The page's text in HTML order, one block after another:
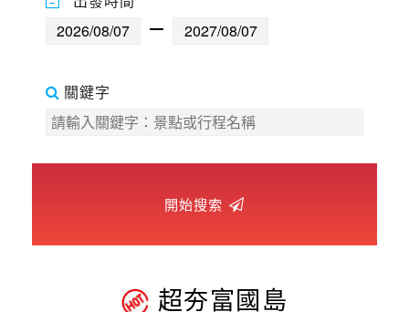
世界臻旅
歐洲之旅
關鍵字
開始搜索
超夯富國島